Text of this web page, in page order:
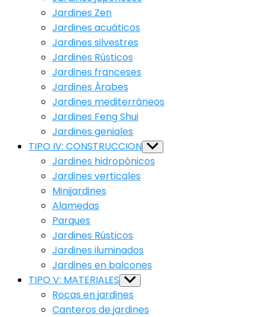
Jardines Zen
Jardines acuáticos
Jardines silvestres
Jardines Rústicos
Jardines franceses
Jardines Árabes
Jardines mediterráneos
Jardines Feng Shui
Jardines geniales
TIPO IV: CONSTRUCCION Show
sub
menu
Jardines hidropónicos
Jardines verticales
Minijardines
Alamedas
Parques
Jardines Rústicos
Jardines iluminados
Jardines en balcones
TIPO V: MATERIALES Show
sub
menu
Rocas en jardines
Canteros de jardines